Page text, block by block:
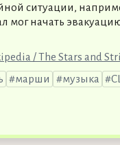
ситуации,
мог начать
/ The Stars and
марши музыка